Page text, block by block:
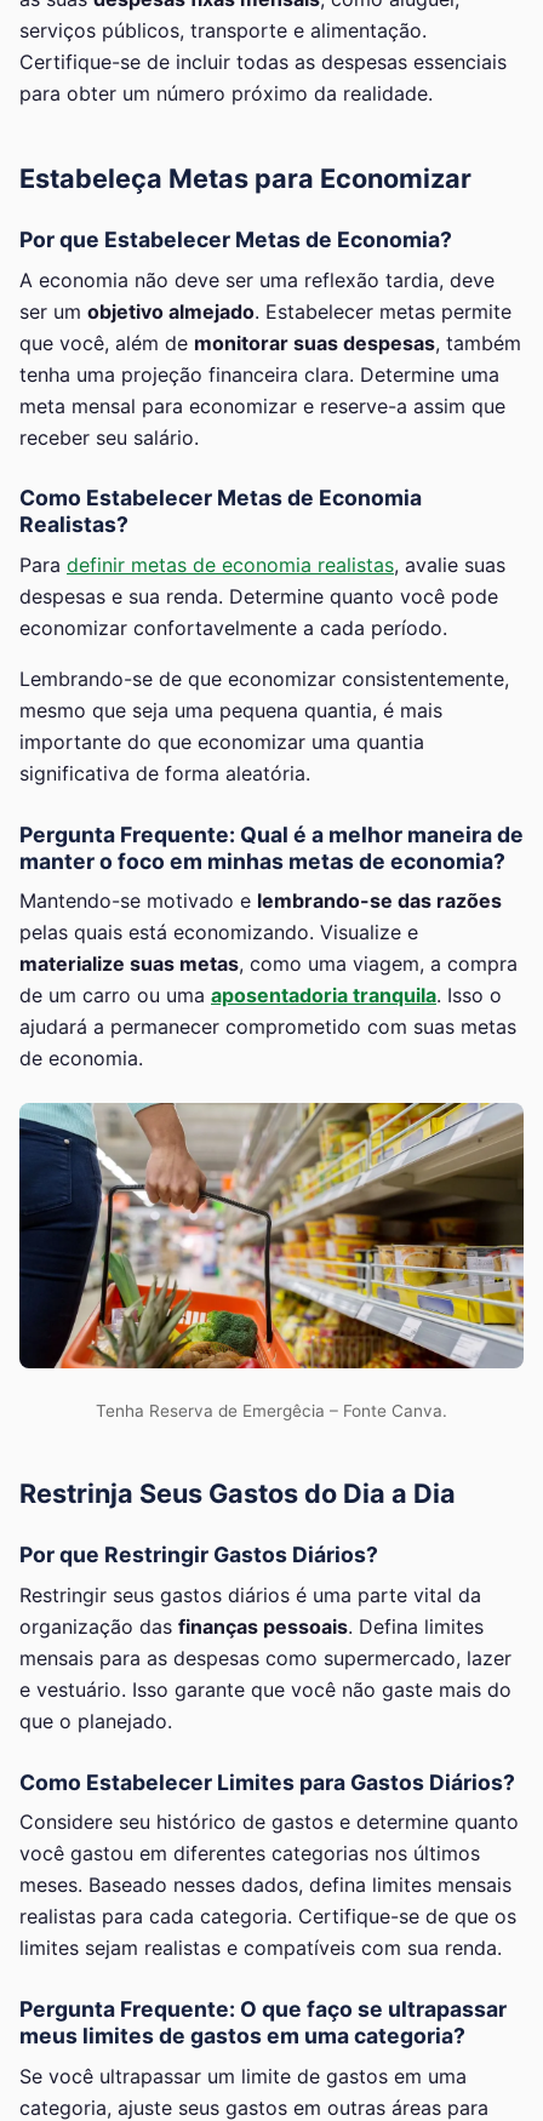
serviços públicos, transporte e alimentação.
Certifique-se de incluir todas as despesas essenciais
para obter um número próximo da realidade.
Estabeleça Metas para Economizar
Por que Estabelecer Metas de Economia?
A economia não deve ser uma reflexão tardia, deve
ser um objetivo almejado. Estabelecer metas permite
que você, além de monitorar suas despesas, também
tenha uma projeção financeira clara. Determine uma
meta mensal para economizar e reserve-a assim que
receber seu salário.
Como Estabelecer Metas de Economia
Realistas?
Para definir metas de economia realistas, avalie suas
despesas e sua renda. Determine quanto você pode
economizar confortavelmente a cada período.
Lembrando-se de que economizar consistentemente,
mesmo que seja uma pequena quantia, é mais
importante do que economizar uma quantia
significativa de forma aleatória.
Pergunta Frequente: Qual é a melhor maneira de
manter o foco em minhas metas de economia?
Mantendo-se motivado e lembrando-se das razões
pelas quais está economizando. Visualize e
materialize suas metas, como uma viagem, a compra
de um carro ou uma aposentadoria tranquila. Isso o
ajudará a permanecer comprometido com suas metas
de economia.
Tenha Reserva de Emergêcia – Fonte Canva.
Restrinja Seus Gastos do Dia a Dia
Por que Restringir Gastos Diários?
Restringir seus gastos diários é uma parte vital da
organização das finanças pessoais. Defina limites
mensais para as despesas como supermercado, lazer
e vestuário. Isso garante que você não gaste mais do
que o planejado.
Como Estabelecer Limites para Gastos Diários?
Considere seu histórico de gastos e determine quanto
você gastou em diferentes categorias nos últimos
meses. Baseado nesses dados, defina limites mensais
realistas para cada categoria. Certifique-se de que os
limites sejam realistas e compatíveis com sua renda.
Pergunta Frequente: O que faço se ultrapassar
meus limites de gastos em uma categoria?
Se você ultrapassar um limite de gastos em uma
categoria, ajuste seus gastos em outras áreas para